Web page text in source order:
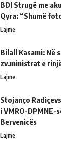
BDI Strugë me
Qyra: “Shumë
Lajme
Bilall Kasami: Në
zv.ministrat e
Lajme
Stojanço
i VMRO-DPMNE-
Bervenicës
Lajme